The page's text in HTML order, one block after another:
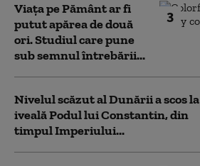
3
Viața pe Pământ ar fi
putut apărea de două
ori. Studiul care pune
sub semnul întrebării...
Nivelul scăzut al Dunării a scos la
iveală Podul lui Constantin, din
timpul Imperiului...